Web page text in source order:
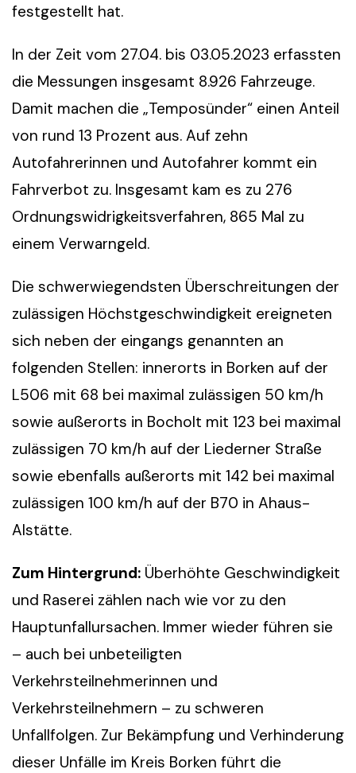
festgestellt hat.
In der Zeit vom 27.04. bis 03.05.2023 erfassten
die Messungen insgesamt 8.926 Fahrzeuge.
Damit machen die „Temposünder“ einen Anteil
von rund 13 Prozent aus. Auf zehn
Autofahrerinnen und Autofahrer kommt ein
Fahrverbot zu. Insgesamt kam es zu 276
Ordnungswidrigkeitsverfahren, 865 Mal zu
einem Verwarngeld.
Die schwerwiegendsten Überschreitungen der
zulässigen Höchstgeschwindigkeit ereigneten
sich neben der eingangs genannten an
folgenden Stellen: innerorts in Borken auf der
L506 mit 68 bei maximal zulässigen 50 km/h
sowie außerorts in Bocholt mit 123 bei maximal
zulässigen 70 km/h auf der Liederner Straße
sowie ebenfalls außerorts mit 142 bei maximal
zulässigen 100 km/h auf der B70 in Ahaus-
Alstätte.
Zum Hintergrund: Überhöhte Geschwindigkeit
und Raserei zählen nach wie vor zu den
Hauptunfallursachen. Immer wieder führen sie
– auch bei unbeteiligten
Verkehrsteilnehmerinnen und
Verkehrsteilnehmern – zu schweren
Unfallfolgen. Zur Bekämpfung und Verhinderung
dieser Unfälle im Kreis Borken führt die